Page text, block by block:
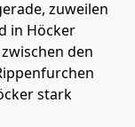
zuweilen
in Höcker
den
stark